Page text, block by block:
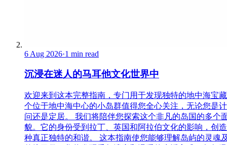
6 Aug 2026·1 min read
沉浸在迷人的马耳他文化世界中
欢迎来到这本完整指南，专门用于发现独特的地中海宝
个位于地中海中心的小岛群值得您全心关注，无论您是
问还是定居。 我们将陪伴您探索这个非凡的岛国的多个
貌。它的身份受到拉丁、英国和阿拉伯文化的影响，创
种真正独特的和谐。 这本指南使您能够理解岛屿的灵魂